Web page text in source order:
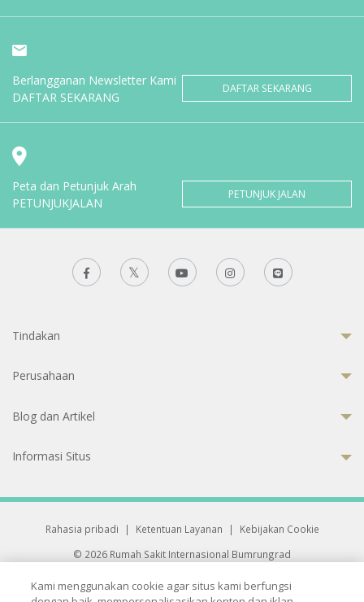
Berlangganan Newsletter Kami
DAFTAR SEKARANG
DAFTAR SEKARANG
Peta dan Petunjuk Arah
PETUNJUKJALAN
PETUNJUK JALAN
Tindakan
Perusahaan
Blog dan Artikel
Informasi Situs
Rahasia pribadi | Ketentuan Layanan |
Kebijakan Cookie
© 2026 Rumah Sakit Internasional Bumrungrad
33 Sukhumvit 3, Wattana, Bangkok 10110 Thailand.
Kami menggunakan cookie agar situs kami berfungsi